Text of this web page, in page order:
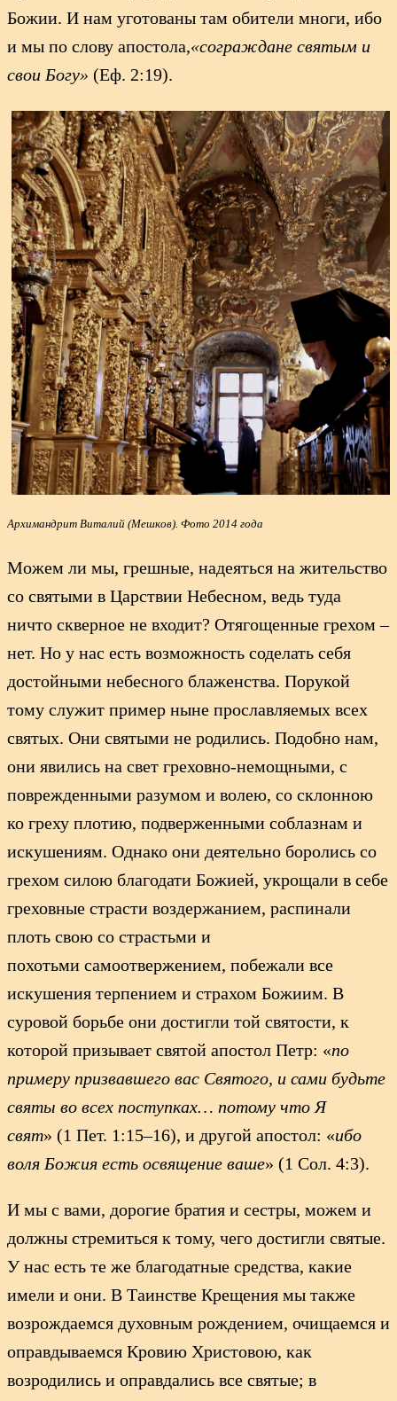
Божии. И нам уготованы там обители многи, ибо
и мы по слову апостола,«сограждане святым и
свои Богу» (Еф. 2:19).
Архимандрит Виталий (Мешков). Фото 2014 года
Можем ли мы, грешные, надеяться на жительство
со святыми в Царствии Небесном, ведь туда
ничто скверное не входит? Отягощенные грехом –
нет. Но у нас есть возможность соделать себя
достойными небесного блаженства. Порукой
тому служит пример ныне прославляемых всех
святых. Они святыми не родились. Подобно нам,
они явились на свет греховно-немощными, с
поврежденными разумом и волею, со склонною
ко греху плотию, подверженными соблазнам и
искушениям. Однако они деятельно боролись со
грехом силою благодати Божией, укрощали в себе
греховные страсти воздержанием, распинали
плоть свою со страстьми и
похотьми самоотвержением, побежали все
искушения терпением и страхом Божиим. В
суровой борьбе они достигли той святости, к
которой призывает святой апостол Петр: «по
примеру призвавшего вас Святого, и сами будьте
святы во всех поступках… потому что Я
свят» (1 Пет. 1:15–16), и другой апостол: «ибо
воля Божия есть освящение ваше» (1 Сол. 4:3).
И мы с вами, дорогие братия и сестры, можем и
должны стремиться к тому, чего достигли святые.
У нас есть те же благодатные средства, какие
имели и они. В Таинстве Крещения мы также
возрождаемся духовным рождением, очищаемся и
оправдываемся Кровию Христовою, как
возродились и оправдались все святые; в